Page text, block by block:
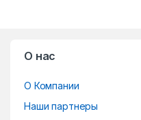
О нас
О Компании
Наши партнеры